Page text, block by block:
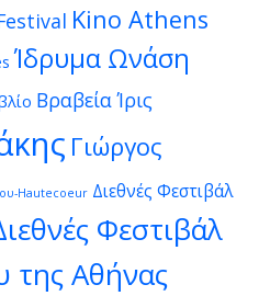
Kino Athens
Ίδρυμα Ωνάση
Βραβεία Ίρις
Γιώργος
Hautecoeur Διεθνές Φεστιβάλ
Φεστιβάλ
της Αθήνας